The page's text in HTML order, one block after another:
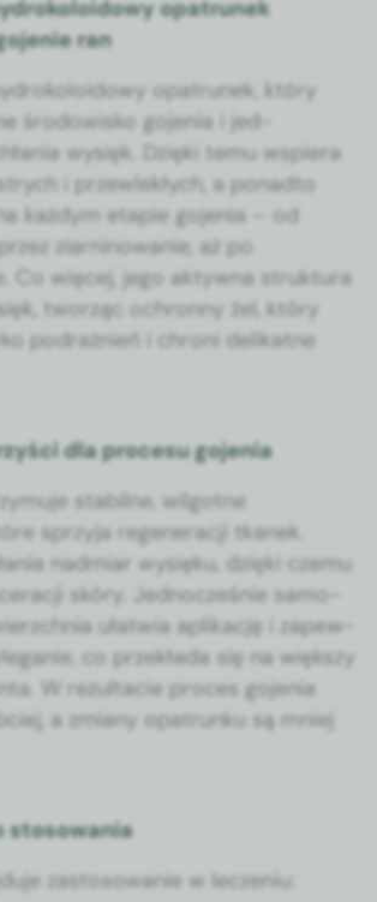
opatrunek
ran
opa­trunek, który
środowisko goje­nia i jed­
wysięk. Dzię­ki temu wspiera
i przewlekłych, a pon­ad­to
każdym etapie goje­nia – od
ziarni­nowanie, aż po
Co więcej, jego akty­w­na struk­tu­ra
tworząc ochron­ny żel, który
podrażnień i chroni delikatne
dla procesu gojenia
sta­bilne, wilgo­tne
sprzy­ja regen­er­acji tkanek.
nad­mi­ar wysięku, dzię­ki czemu
skóry. Jed­nocześnie samo­
ułatwia aplikację i zapew­
co przekła­da się na więk­szy
W rezulta­cie pro­ces goje­nia
a zmi­any opa­trunku są mniej
stosowania
zas­tosowanie w lecze­niu: